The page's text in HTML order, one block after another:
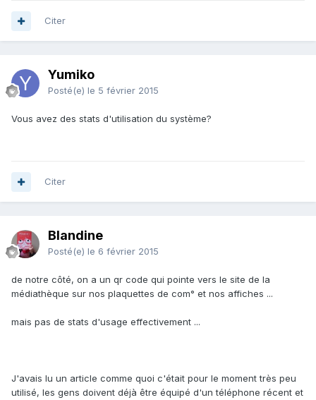
Citer
Yumiko
Posté(e) le 5 février 2015
Vous avez des stats d'utilisation du système?
Citer
Blandine
Posté(e) le 6 février 2015
de notre côté, on a un qr code qui pointe vers le site de la
médiathèque sur nos plaquettes de com° et nos affiches ...
mais pas de stats d'usage effectivement ...
J'avais lu un article comme quoi c'était pour le moment très peu
utilisé, les gens doivent déjà être équipé d'un téléphone récent et